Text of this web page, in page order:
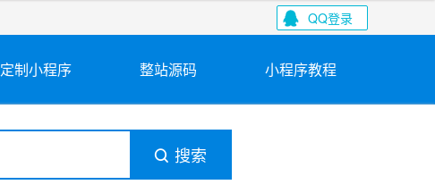
QQ登录
定制小程序 整站源码 小程序教程
搜索